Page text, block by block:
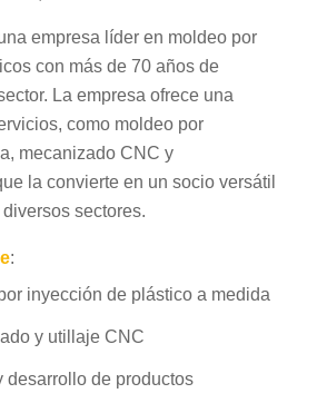
empresa líder en moldeo por
con más de 70 años de
La empresa ofrece una
como moldeo por
mecanizado CNC y
la convierte en un socio versátil
sectores.
:
inyección de plástico a medida
y utillaje CNC
desarrollo de productos